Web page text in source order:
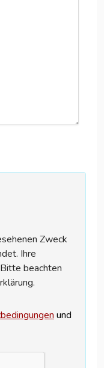
Zweck
Ihre
beachten
und